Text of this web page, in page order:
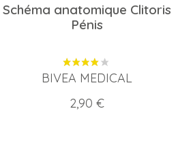
Schéma anatomique Clitoris
Pénis
BIVEA MEDICAL
Prix
2,90 €